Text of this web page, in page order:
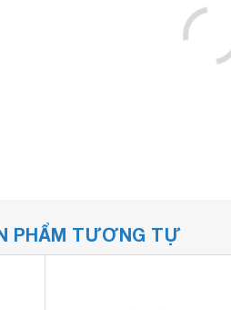
PHẨM TƯƠNG TỰ